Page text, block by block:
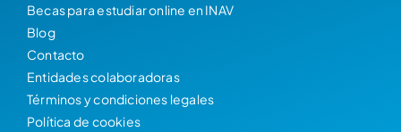
Becas para estudiar online en INAV
Blog
Contacto
Entidades colaboradoras
Términos y condiciones legales
Política de cookies